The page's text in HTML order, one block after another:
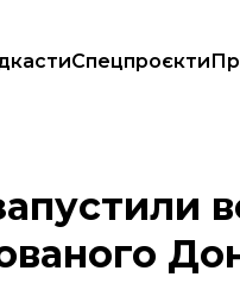
Спецпроєкти
Донецька